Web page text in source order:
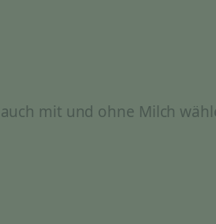
mit und ohne Milch